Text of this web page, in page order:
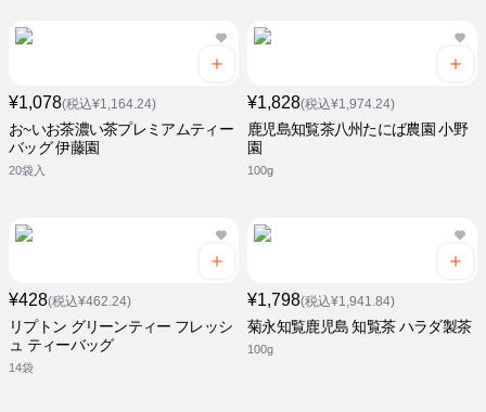
¥1,078(税込¥1,164.24)
お~いお茶濃い茶プレミアムティー
バッグ 伊藤園
20袋入
¥1,828(税込¥1,974.24)
鹿児島知覧茶八州たにば農園 小野
園
100g
¥428(税込¥462.24)
リプトン グリーンティー フレッシ
ュ ティーバッグ
14袋
¥1,798(税込¥1,941.84)
菊永知覧鹿児島 知覧茶 ハラダ製茶
100g